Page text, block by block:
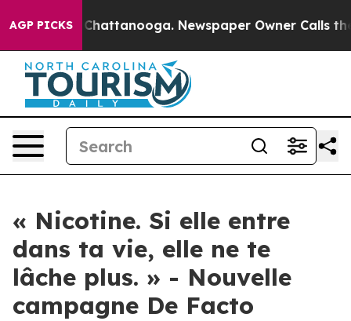
AGP PICKSin Chattanooga. Newspaper Owner Calls the
« Nicotine. Si elle entre
dans ta vie, elle ne te
lâche plus. » - Nouvelle
campagne De Facto